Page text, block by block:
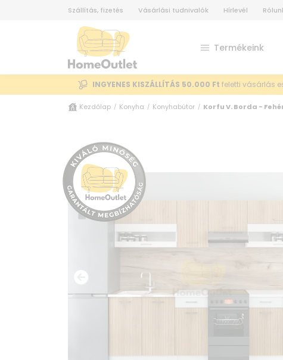
Szállítás, fizetés Vásárlási tudnivalók Hírlevél
Termékeink
INGYENES KISZÁLLÍTÁS 50.000 Ft feletti vásárlás
Kezdőlap / Konyha / Konyhabútor / Korfu V. Borda -